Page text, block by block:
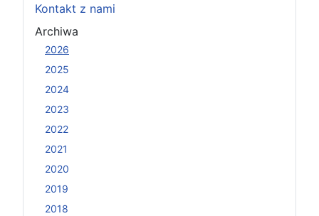
Kontakt z nami
Archiwa
2026
2025
2024
2023
2022
2021
2020
2019
2018